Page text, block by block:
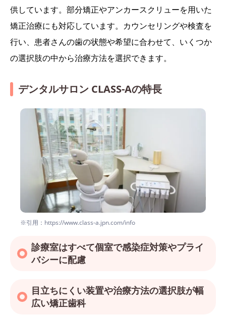
供しています。部分矯正やアンカースクリューを用いた
矯正治療にも対応しています。カウンセリングや検査を
行い、患者さんの歯の状態や希望に合わせて、いくつか
の選択肢の中から治療方法を選択できます。
デンタルサロン CLASS-Aの特長
※引用：https://www.class-a.jpn.com/info
診療室はすべて個室で感染症対策やプライ
バシーに配慮
目立ちにくい装置や治療方法の選択肢が幅
広い矯正歯科